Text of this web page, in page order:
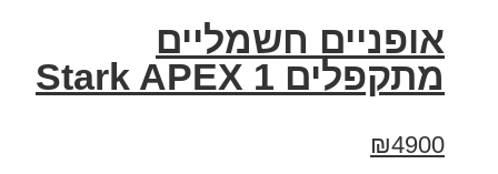
‏אופניים חשמליים
‏מתקפלים Stark APEX 1
₪4900